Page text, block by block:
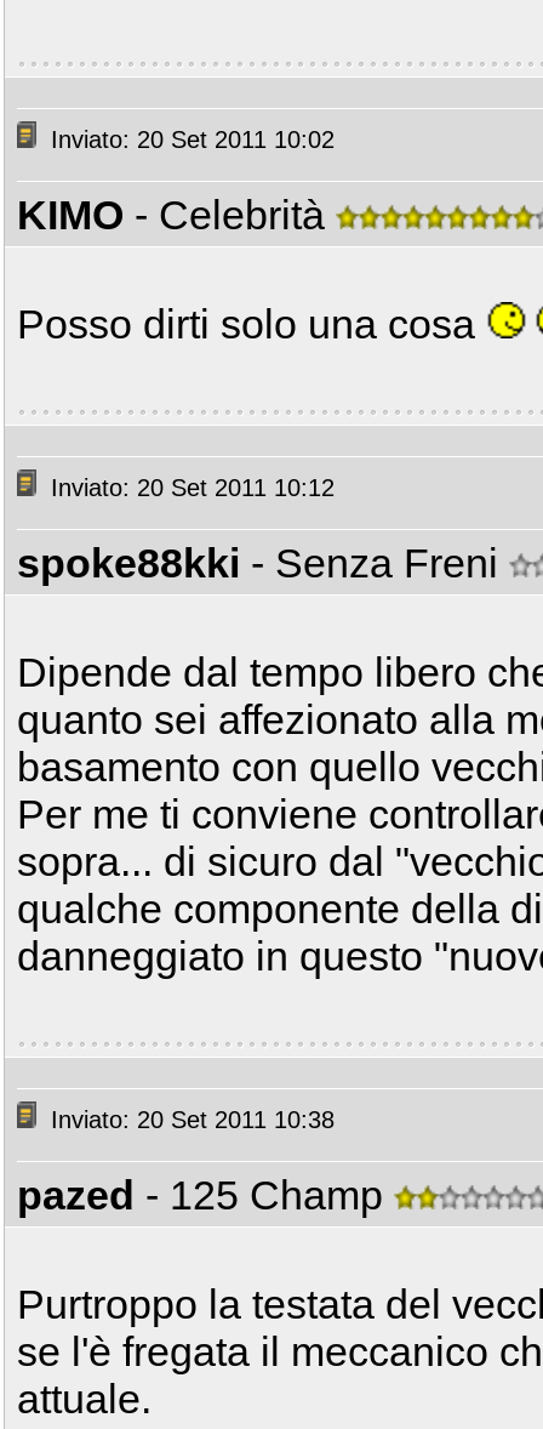
Inviato: 20 Set 2011 10:02
KIMO - Celebrità
Posso dirti solo una cosa
Inviato: 20 Set 2011 10:12
spoke88kki - Senza Freni
Dipende dal tempo libero
quanto sei affezionato alla
basamento con quello
Per me ti conviene
sopra... di sicuro dal
qualche componente della
danneggiato in questo
Inviato: 20 Set 2011 10:38
pazed - 125 Champ
Purtroppo la testata del
se l'è fregata il meccanico
attuale.